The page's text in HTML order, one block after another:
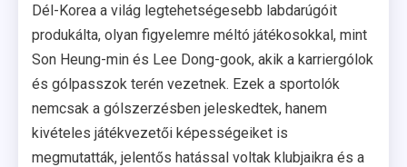
Dél-Korea a világ legtehetségesebb labdarúgóit
produkálta, olyan figyelemre méltó játékosokkal, mint
Son Heung-min és Lee Dong-gook, akik a karriergólok
és gólpasszok terén vezetnek. Ezek a sportolók
nemcsak a gólszerzésben jeleskedtek, hanem
kivételes játékvezetői képességeiket is
megmutatták, jelentős hatással voltak klubjaikra és a